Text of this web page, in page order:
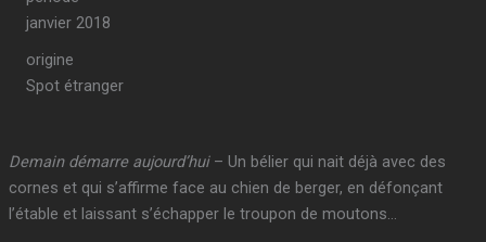
janvier 2018
origine
Spot étranger
Demain démarre aujourd’hui– Un bélier qui nait déjà avec des
cornes et qui s’affirme face au chien de berger, en défonçant
l’étable et laissant s’échapper le troupon de moutons…